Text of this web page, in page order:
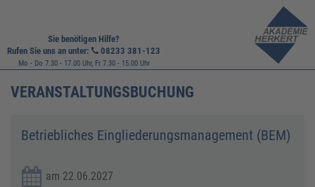
Sie benötigen Hilfe?
Rufen Sie uns an unter:
08233 381-123
Mo - Do 7.30 - 17.00 Uhr, Fr 7.30 - 15.00 Uhr
VERANSTALTUNGSBUCHUNG
Betriebliches Eingliederungsmanagement (BEM)
am 22.06.2027